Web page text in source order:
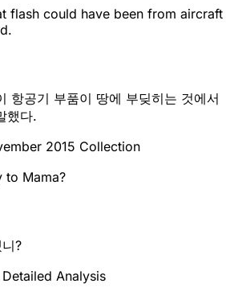
flash could have been from aircraft
항공기 부품이 땅에 부딪히는 것에서
했다.
2015 Collection
to Mama?
?
Analysis